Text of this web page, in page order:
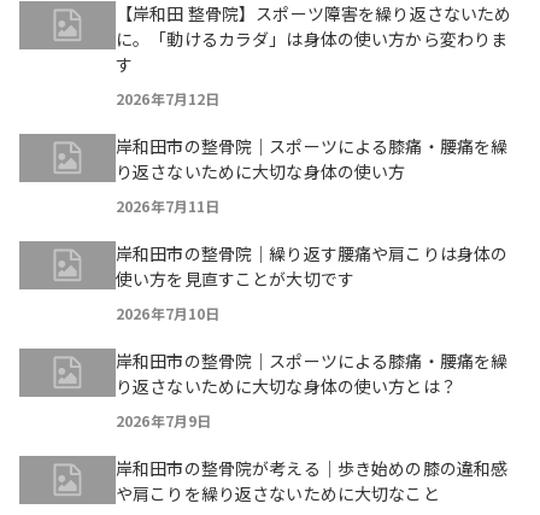
【岸和田 整骨院】スポーツ障害を繰り返さないため
に。「動けるカラダ」は身体の使い方から変わりま
す
2026年7月12日
岸和田市の整骨院｜スポーツによる膝痛・腰痛を繰
り返さないために大切な身体の使い方
2026年7月11日
岸和田市の整骨院｜繰り返す腰痛や肩こりは身体の
使い方を見直すことが大切です
2026年7月10日
岸和田市の整骨院｜スポーツによる膝痛・腰痛を繰
り返さないために大切な身体の使い方とは？
2026年7月9日
岸和田市の整骨院が考える｜歩き始めの膝の違和感
や肩こりを繰り返さないために大切なこと